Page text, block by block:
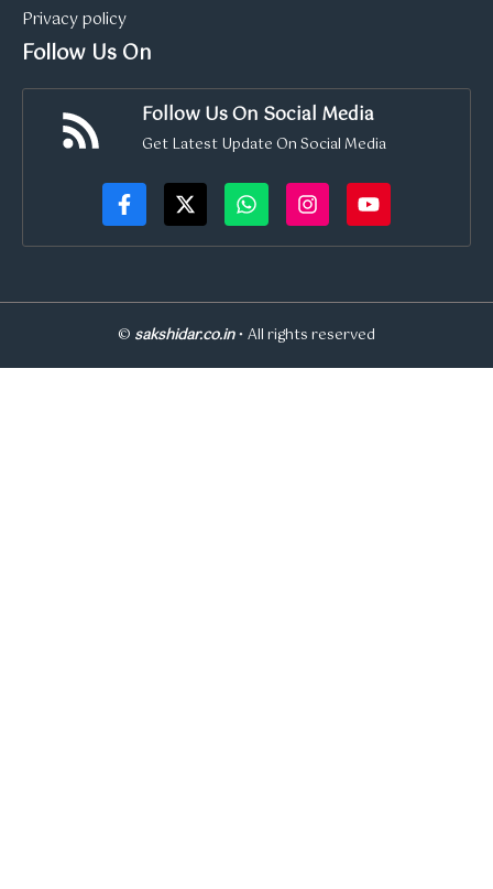
Privacy policy
Follow Us On
Follow Us On Social Media
Get Latest Update On Social Media
© sakshidar.co.in• All rights reserved